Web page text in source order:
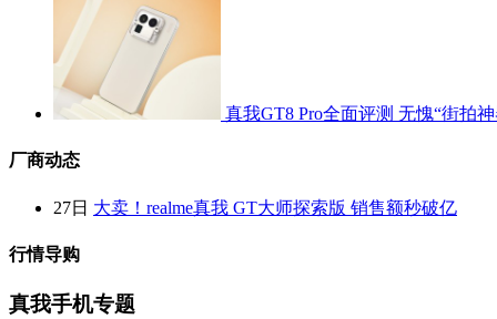
真我GT8 Pro全面评测 无愧“街拍神
厂商动态
27日 大卖！realme真我 GT大师探索版 销售额秒破亿
行情导购
真我手机专题